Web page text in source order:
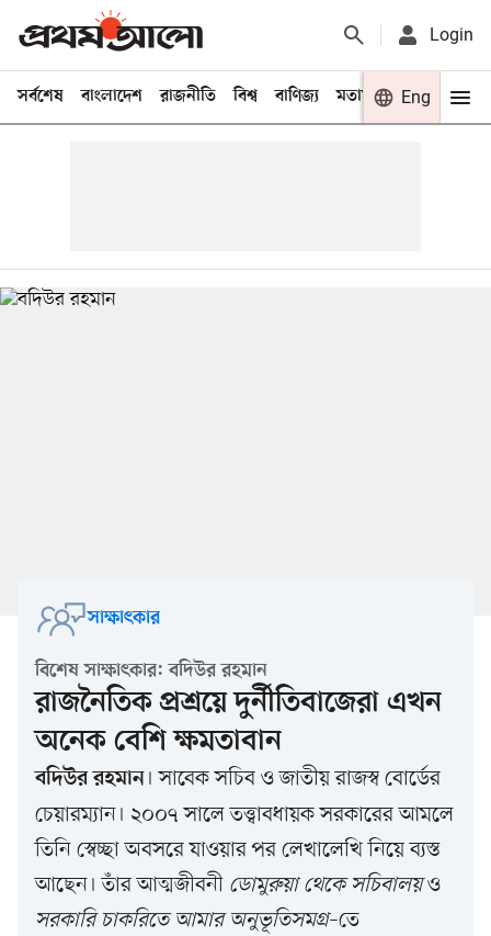
Login
সর্বশেষ বাংলাদেশ রাজনীতি বিশ্ব বাণিজ্য মতামত খেলা
Eng
সাক্ষাৎকার
বিশেষ সাক্ষাৎকার: বদিউর রহমান
রাজনৈতিক প্রশ্রয়ে দুর্নীতিবাজেরা এখন
অনেক বেশি ক্ষমতাবান
বদিউর রহমান। সাবেক সচিব ও জাতীয় রাজস্ব বোর্ডের
চেয়ারম্যান। ২০০৭ সালে তত্ত্বাবধায়ক সরকারের আমলে
তিনি স্বেচ্ছা অবসরে যাওয়ার পর লেখালেখি নিয়ে ব্যস্ত
আছেন। তাঁর আত্মজীবনী ডোমুরুয়া থেকে সচিবালয়ও
সরকারি চাকরিতে আমার অনুভূতিসমগ্র–তে